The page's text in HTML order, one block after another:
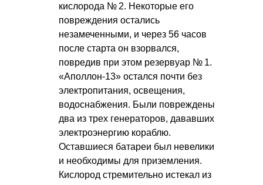
кислорода № 2. Некоторые его
повреждения остались
незамеченными, и через 56 часов
после старта он взорвался,
повредив при этом резервуар № 1.
«Аполлон-13» остался почти без
электропитания, освещения,
водоснабжения. Были повреждены
два из трех генераторов, дававших
электроэнергию кораблю.
Оставшиеся батареи был невелики
и необходимы для приземления.
Кислород стремительно истекал из